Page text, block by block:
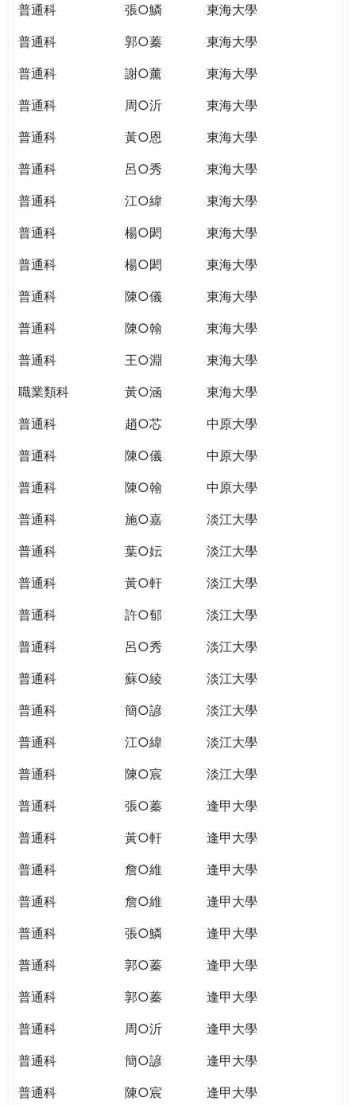
普通科
張○鱗
東海大學
普通科
郭○蓁
東海大學
普通科
謝○薰
東海大學
普通科
周○沂
東海大學
普通科
黃○恩
東海大學
普通科
呂○秀
東海大學
普通科
江○緯
東海大學
普通科
楊○閎
東海大學
普通科
楊○閎
東海大學
普通科
陳○儀
東海大學
普通科
陳○翰
東海大學
普通科
王○淵
東海大學
職業類科
黃○涵
東海大學
普通科
趙○芯
中原大學
普通科
陳○儀
中原大學
普通科
陳○翰
中原大學
普通科
施○嘉
淡江大學
普通科
葉○妘
淡江大學
普通科
黃○軒
淡江大學
普通科
許○郁
淡江大學
普通科
呂○秀
淡江大學
普通科
蘇○綾
淡江大學
普通科
簡○諺
淡江大學
普通科
江○緯
淡江大學
普通科
陳○宸
淡江大學
普通科
張○蓁
逢甲大學
普通科
黃○軒
逢甲大學
普通科
詹○維
逢甲大學
普通科
詹○維
逢甲大學
普通科
張○鱗
逢甲大學
普通科
郭○蓁
逢甲大學
普通科
郭○蓁
逢甲大學
普通科
周○沂
逢甲大學
普通科
簡○諺
逢甲大學
普通科
陳○宸 逢甲大學